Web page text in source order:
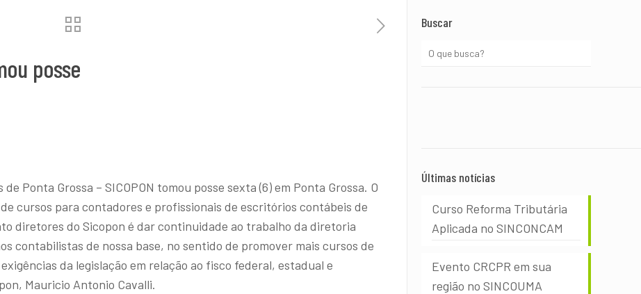
posse
Ponta Grossa – SICOPON tomou posse sexta (6) em Ponta Grossa. O
cursos para contadores e profissionais de escritórios contábeis de
diretores do Sicopon é dar continuidade ao trabalho da diretoria
contabilistas de nossa base, no sentido de promover mais cursos de
da legislação em relação ao fisco federal, estadual e
Mauricio Antonio Cavalli.
Buscar
Últimas notícias
Curso Reforma Tributária
Aplicada no SINCONCAM
Evento CRCPR em sua
região no SINCOUMA